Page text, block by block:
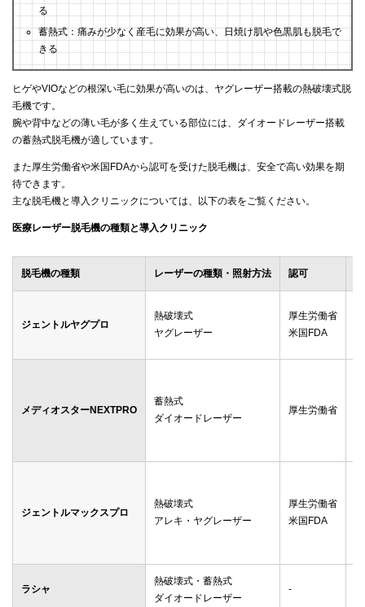
る
蓄熱式：痛みが少なく産毛に効果が高い、日焼け肌や色黒肌も脱毛で
きる
ヒゲやVIOなどの根深い毛に効果が高いのは、ヤグレーザー搭載の熱破壊式脱
毛機です。
腕や背中などの薄い毛が多く生えている部位には、ダイオードレーザー搭載
の蓄熱式脱毛機が適しています。
また厚生労働省や米国FDAから認可を受けた脱毛機は、安全で高い効果を期
待できます。
主な脱毛機と導入クリニックについては、以下の表をご覧ください。
医療レーザー脱毛機の種類と導入クリニック
脱毛機の種類 レーザーの種類・照射方法 認可
ジェントルヤグプロ
熱破壊式
ヤグレーザー
厚生労働省
米国FDA
メディオスターNEXTPRO
蓄熱式
ダイオードレーザー
厚生労働省
ジェントルマックスプロ
熱破壊式
アレキ・ヤグレーザー
厚生労働省
米国FDA
ラシャ
熱破壊式・蓄熱式
ダイオードレーザー
-